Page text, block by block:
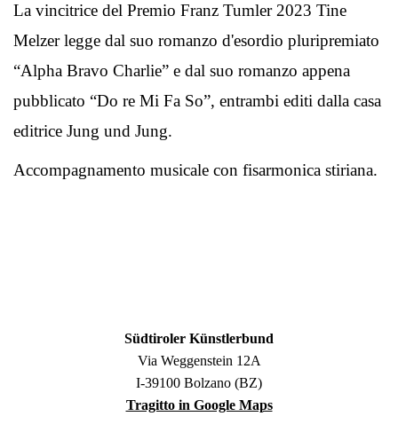
La vincitrice del Premio Franz Tumler 2023 Tine
Melzer legge dal suo romanzo d'esordio pluripremiato
“Alpha Bravo Charlie” e dal suo romanzo appena
pubblicato “Do re Mi Fa So”, entrambi editi dalla casa
editrice Jung und Jung.
Accompagnamento musicale con fisarmonica stiriana.
Südtiroler Künstlerbund
Via Weggenstein 12A
I-39100 Bolzano (BZ)
Tragitto in Google Maps